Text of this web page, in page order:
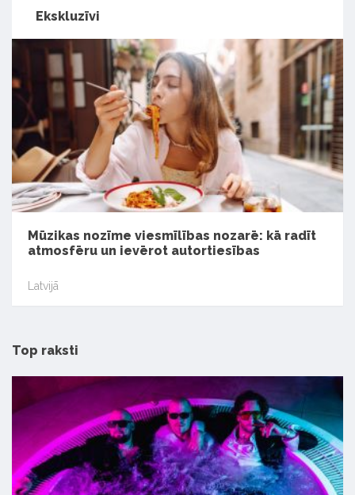
Ekskluzīvi
Mūzikas nozīme viesmīlības nozarē: kā radīt
atmosfēru un ievērot autortiesības
Latvijā
Top raksti